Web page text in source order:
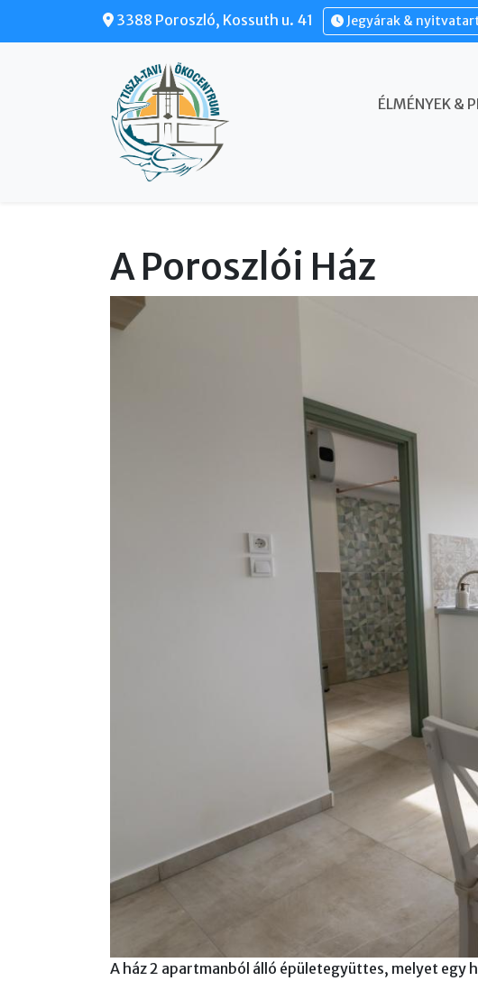
Ugrás a tartalomra
3388 Poroszló, Kossuth u. 41 Jegyárak &
FŐ NAVIGÁCIÓÉLMÉNYEK &
A Poroszlói Ház
A ház 2 apartmanból álló épületegyüttes, melyet egy